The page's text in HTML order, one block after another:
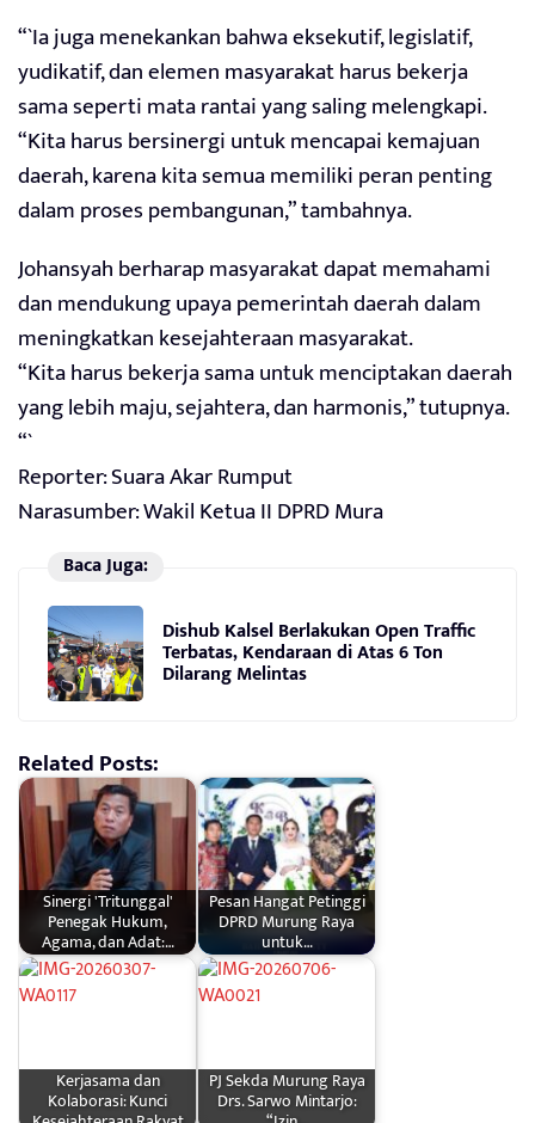
“`Ia juga menekankan bahwa eksekutif, legislatif,
yudikatif, dan elemen masyarakat harus bekerja
sama seperti mata rantai yang saling melengkapi.
“Kita harus bersinergi untuk mencapai kemajuan
daerah, karena kita semua memiliki peran penting
dalam proses pembangunan,” tambahnya.
Johansyah berharap masyarakat dapat memahami
dan mendukung upaya pemerintah daerah dalam
meningkatkan kesejahteraan masyarakat.
“Kita harus bekerja sama untuk menciptakan daerah
yang lebih maju, sejahtera, dan harmonis,” tutupnya.
“`
Reporter: Suara Akar Rumput
Narasumber: Wakil Ketua II DPRD Mura
Baca Juga:
Dishub Kalsel Berlakukan Open Traffic
Terbatas, Kendaraan di Atas 6 Ton
Dilarang Melintas
Related Posts:
Sinergi 'Tritunggal'
Penegak Hukum,
Agama, dan Adat:…
Pesan Hangat Petinggi
DPRD Murung Raya
untuk…
Kerjasama dan
Kolaborasi: Kunci
PJ Sekda Murung Raya
Drs. Sarwo Mintarjo: